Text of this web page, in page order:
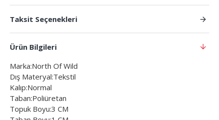
Taksit Seçenekleri
Ürün Bilgileri
Marka:North Of Wild
Dış Materyal:Tekstil
Kalıp:Normal
Taban:Poliüretan
Topuk Boyu:3 CM